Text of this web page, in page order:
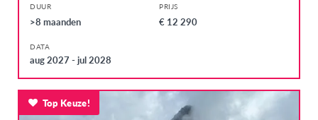
Zuid-Korea
Denemarken
Duitsland
Faeröer
DUUR
>8 maanden
PRIJS
€ 12 290
DATA
aug 2027 - jul 2028
Top Keuze!